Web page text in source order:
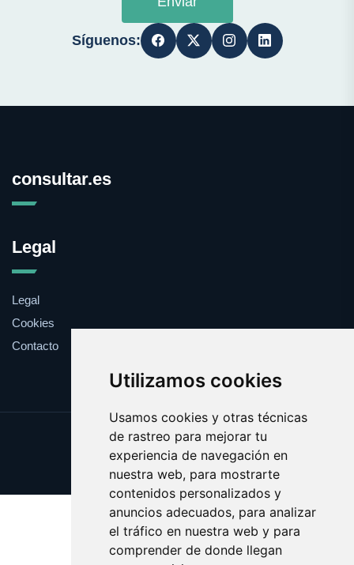
Utilizamos cookies
Usamos cookies y otras técnicas
de rastreo para mejorar tu
experiencia de navegación en
nuestra web, para mostrarte
contenidos personalizados y
anuncios adecuados, para analizar
el tráfico en nuestra web y para
comprender de donde llegan
Síguenos:
consultar.es
Legal
Legal
Cookies
Contacto
Update cookies preferences
Copyright © 2025 consultar.es